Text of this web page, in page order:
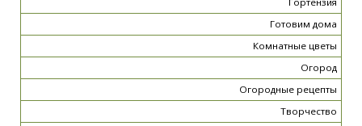
Готовим дома
Комнатные цветы
Огород
Огородные рецепты
Творчество